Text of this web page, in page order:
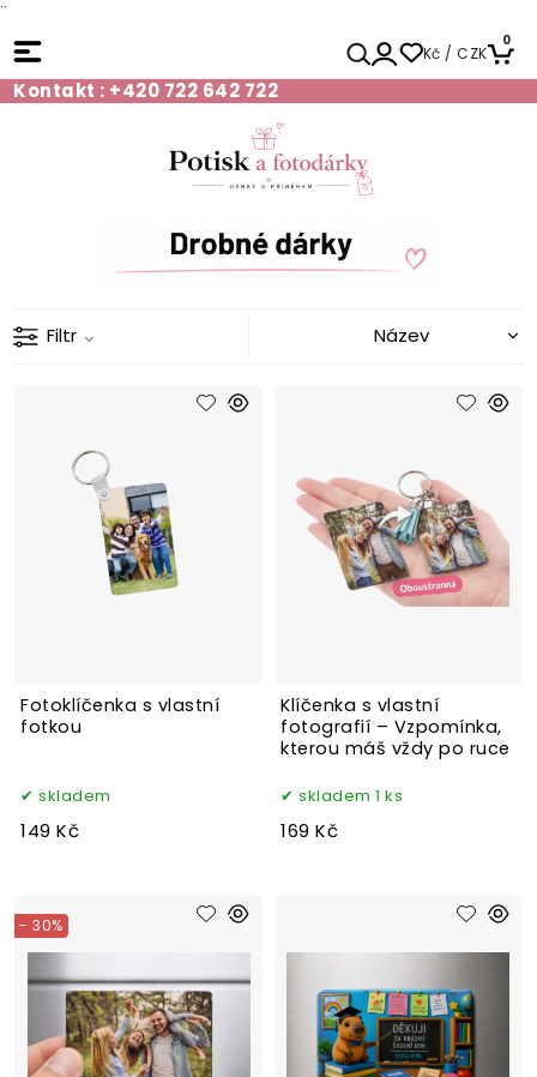
¨
Kč / CZK
0
Kontakt : +420 722 642 722
Filtr
Fotoklíčenka s vlastní
fotkou
skladem
149 Kč
Klíčenka s vlastní
fotografií – Vzpomínka,
kterou máš vždy po ruce
skladem 1 ks
169 Kč
- 30%